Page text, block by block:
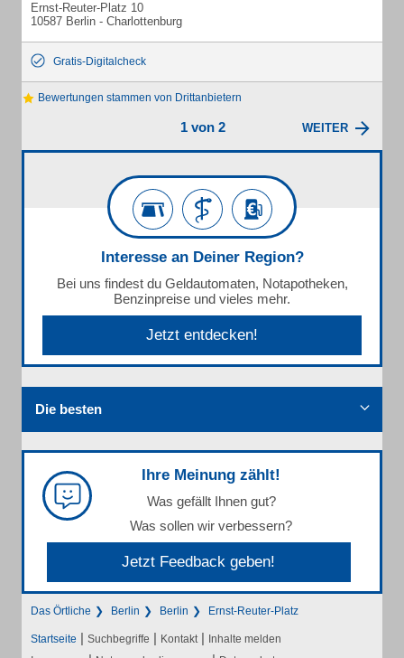
Ernst-Reuter-Platz 10
10587 Berlin - Charlottenburg
Gratis-Digitalcheck
Bewertungen stammen von Drittanbietern
1 von 2 WEITER
Interesse an Deiner Region?
Bei uns findest du Geldautomaten, Notapotheken,
Benzinpreise und vieles mehr.
Jetzt entdecken!
Die besten
Ihre Meinung zählt!
Was gefällt Ihnen gut?
Was sollen wir verbessern?
Jetzt Feedback geben!
Das Örtliche Berlin Berlin Ernst-Reuter-Platz
Startseite | Suchbegriffe | Kontakt | Inhalte melden